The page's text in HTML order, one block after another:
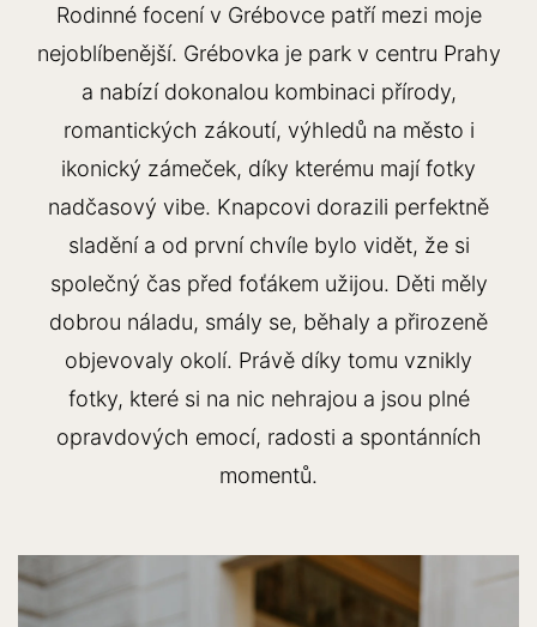
Rodinné focení v Grébovce patří mezi moje
nejoblíbenější. Grébovka je park v centru Prahy
a nabízí dokonalou kombinaci přírody,
romantických zákoutí, výhledů na město i
ikonický zámeček, díky kterému mají fotky
nadčasový vibe. Knapcovi dorazili perfektně
sladění a od první chvíle bylo vidět, že si
společný čas před foťákem užijou. Děti měly
dobrou náladu, smály se, běhaly a přirozeně
objevovaly okolí. Právě díky tomu vznikly
fotky, které si na nic nehrajou a jsou plné
opravdových emocí, radosti a spontánních
momentů.